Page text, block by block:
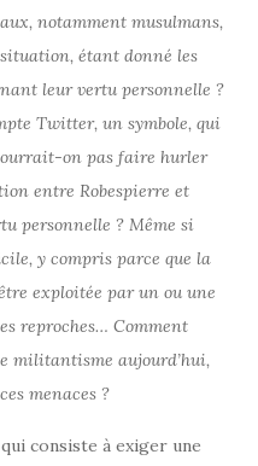
notamment musulmans,
étant donné les
leur vertu personnelle ?
Twitter, un symbole, qui
on pas faire hurler
entre Robespierre et
personnelle ? Même si
y compris parce que la
exploitée par un ou une
reproches… Comment
militantisme aujourd’hui,
menaces ?
consiste à exiger une